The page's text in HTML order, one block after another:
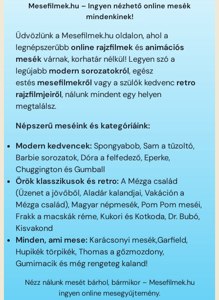
Mesefilmek.hu – Ingyen nézhető online mesék
mindenkinek!
Üdvözlünk a Mesefilmek.hu oldalon, ahol a
legnépszerűbbonline rajzfilmekésanimációs
mesékvárnak, korhatár nélkül! Legyen szó a
legújabb modern sorozatokról, egész
estés mesefilmekről vagy a szülők kedvenc retro
rajzfilmjeiről, nálunk mindent egy helyen
megtalálsz.
Népszerű meséink és kategóriáink:
Modern kedvencek: Spongyabob, Sam a tűzoltó,
Barbie sorozatok, Dóra a felfedező, Eperke,
Chuggington és Gumball
Örök klasszikusok és retro: A Mézga család
(Üzenet a jövőből, Aladár kalandjai, Vakáción a
Mézga család), Magyar népmesék, Pom Pom meséi,
Frakk a macskák réme, Kukori és Kotkoda, Dr. Bubó,
Kisvakond
Minden, ami mese: Karácsonyi mesék,Garfield,
Hupikék törpikék, Thomas a gőzmozdony,
Gumimacik és még rengeteg kaland!
Nézz nálunk mesét bárhol, bármikor – Mesefilmek.hu
ingyen online mesegyűjtemény.